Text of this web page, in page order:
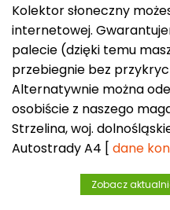
Kolektor słoneczny
internetowej.
palecie (dzięki temu
przebiegnie bez
Alternatywnie można
osobiście z naszego
Strzelina, woj.
Autostrady A4 [ dane
Zobacz